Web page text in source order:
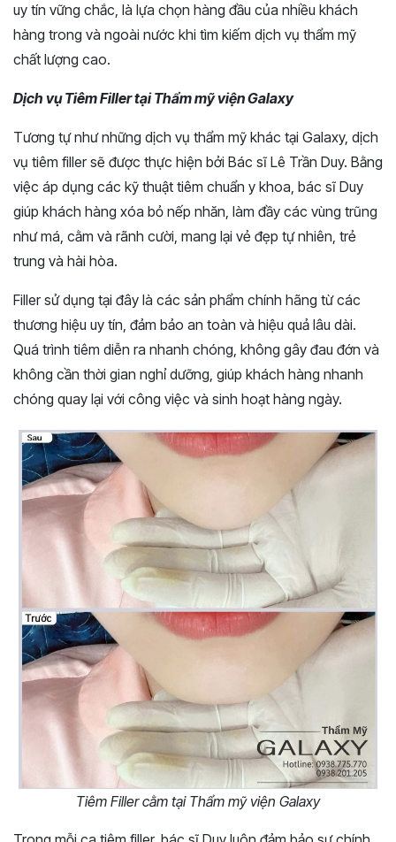
uy tín vững chắc, là lựa chọn hàng đầu của nhiều khách
hàng trong và ngoài nước khi tìm kiếm dịch vụ thẩm mỹ
chất lượng cao.
Dịch vụ Tiêm Filler tại Thẩm mỹ viện Galaxy
Tương tự như những dịch vụ thẩm mỹ khác tại Galaxy, dịch
vụ tiêm filler sẽ được thực hiện bởi Bác sĩ Lê Trần Duy. Bằng
việc áp dụng các kỹ thuật tiêm chuẩn y khoa, bác sĩ Duy
giúp khách hàng xóa bỏ nếp nhăn, làm đầy các vùng trũng
như má, cằm và rãnh cười, mang lại vẻ đẹp tự nhiên, trẻ
trung và hài hòa.
Filler sử dụng tại đây là các sản phẩm chính hãng từ các
thương hiệu uy tín, đảm bảo an toàn và hiệu quả lâu dài.
Quá trình tiêm diễn ra nhanh chóng, không gây đau đớn và
không cần thời gian nghỉ dưỡng, giúp khách hàng nhanh
chóng quay lại với công việc và sinh hoạt hàng ngày.
Tiêm Filler cằm tại Thẩm mỹ viện Galaxy